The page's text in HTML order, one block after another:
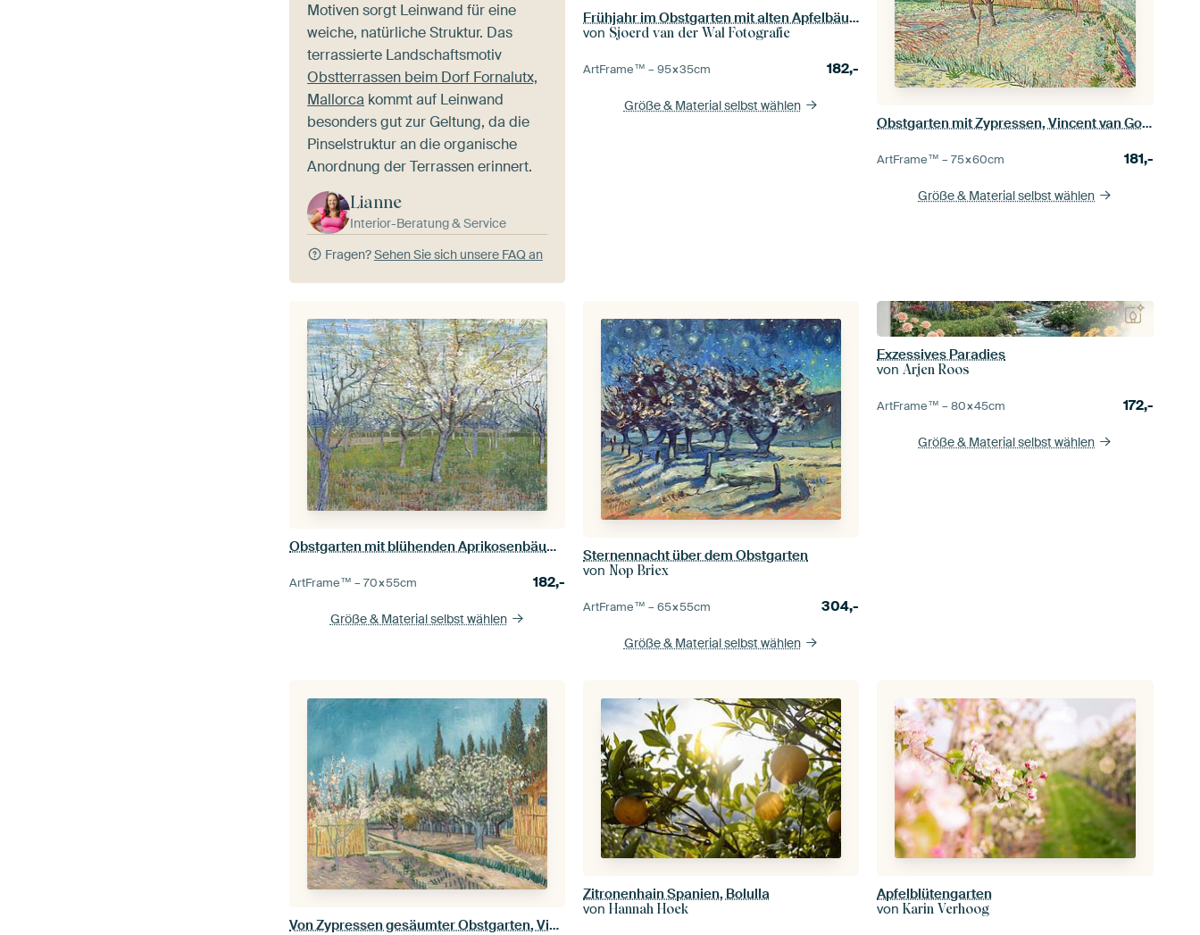
Motiven sorgt Leinwand für eine
weiche, natürliche Struktur. Das
terrassierte Landschaftsmotiv
Obstterrassen beim Dorf Fornalutx,
Mallorca kommt auf Leinwand
besonders gut zur Geltung, da die
Pinselstruktur an die organische
Anordnung der Terrassen erinnert.
Lianne
Interior-Beratung & Service
Fragen?Sehen Sie sich unsere FAQ an
Frühjahr im Obstgarten mit alten Apfelbäumen
von Sjoerd van der Wal Fotografie
ArtFrame™ –95×35cm 182,-
Größe & Material selbst wählen
Obstgarten mit Zypressen, Vincent van Gogh
ArtFrame™ –75×60cm 181,-
Größe & Material selbst wählen
Obstgarten mit blühenden Aprikosenbäumen, Vincent van Gogh
ArtFrame™ –70×55cm 182,-
Größe & Material selbst wählen
Sternennacht über dem Obstgarten
von Nop Briex
ArtFrame™ –65×55cm 304,-
Größe & Material selbst wählen
Exzessives Paradies
vonArjen Roos
ArtFrame™ –80×45cm 172,-
Größe & Material selbst wählen
Von Zypressen gesäumter Obstgarten, Vincent van Gogh
Zitronenhain Spanien, Bolulla
vonHannah Hoek
Apfelblütengarten
vonKarin Verhoog